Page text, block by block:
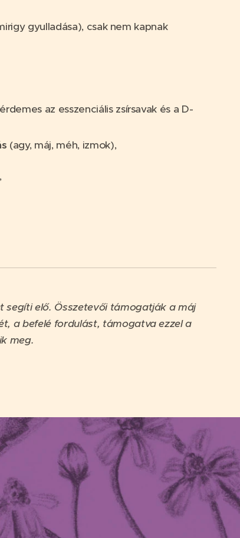
gyulladása), csak nem kapnak
az esszenciális zsírsavak és a D-
(agy, máj, méh, izmok),
segíti elő. Összetevői támogatják a máj
a befelé fordulást, támogatva ezzel a
meg.